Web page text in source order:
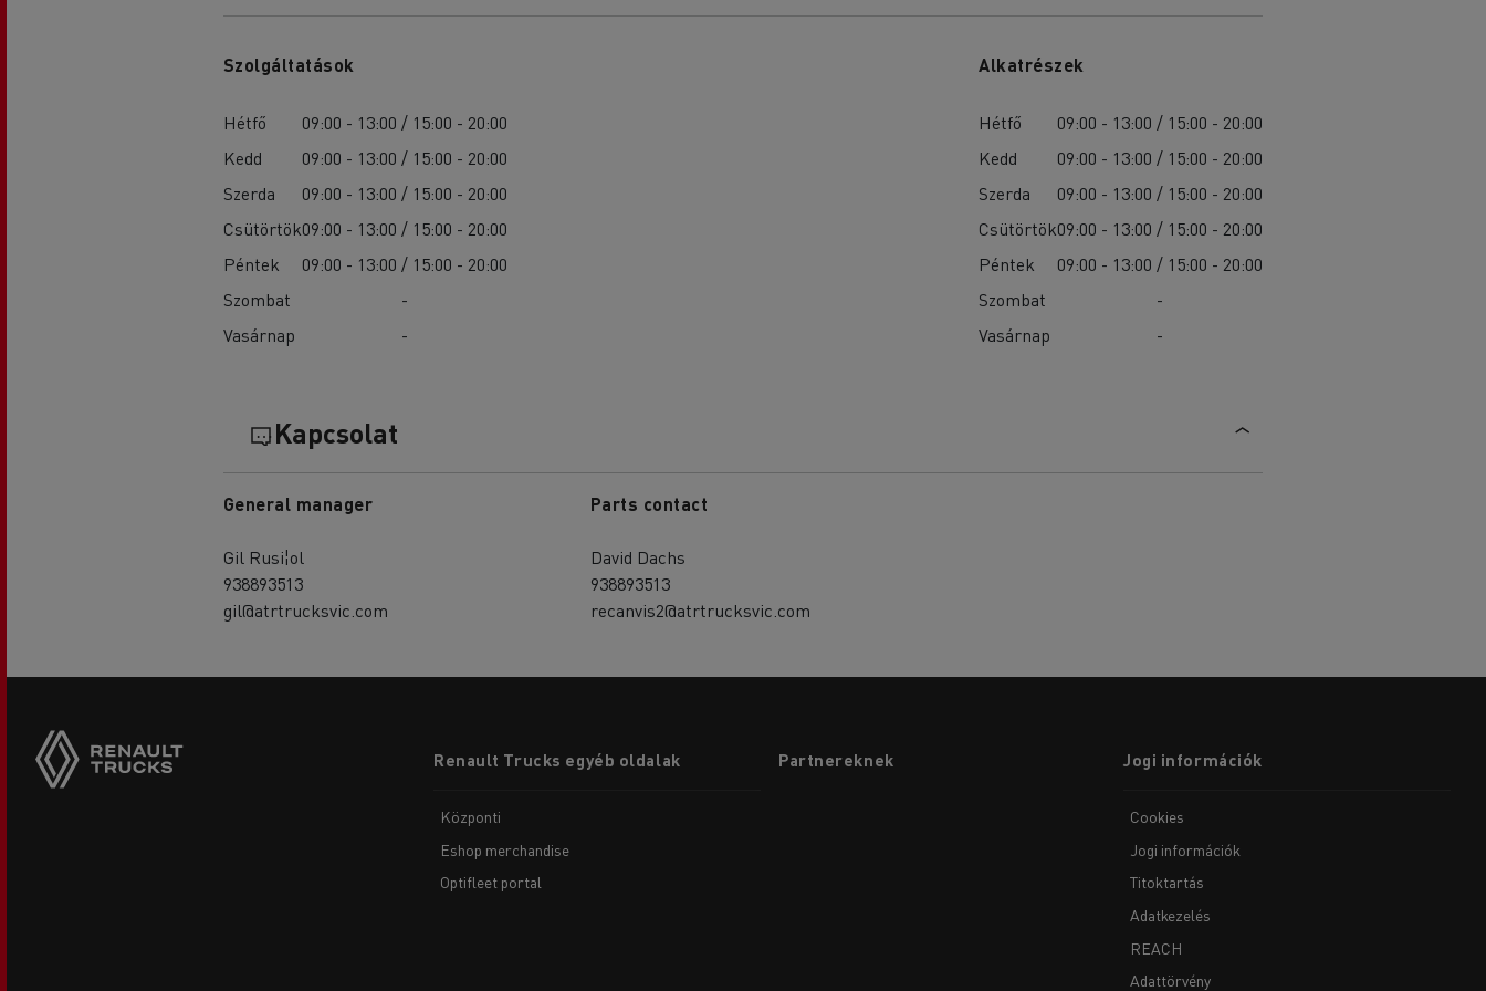
Szolgáltatások
Hétfő
09:00 - 13:00 / 15:00 - 20:00
Kedd
09:00 - 13:00 / 15:00 - 20:00
Szerda
09:00 - 13:00 / 15:00 - 20:00
Csütörtök09:00 - 13:00 / 15:00 - 20:00
Péntek
09:00 - 13:00 / 15:00 - 20:00
Szombat
-
Vasárnap
-
Alkatrészek
Hétfő
09:00 - 13:00 / 15:00 - 20:00
Kedd
09:00 - 13:00 / 15:00 - 20:00
Szerda
09:00 - 13:00 / 15:00 - 20:00
Csütörtök09:00 - 13:00 / 15:00 - 20:00
Péntek
09:00 - 13:00 / 15:00 - 20:00
Szombat
-
Vasárnap
-
Kapcsolat
General manager
Gil Rusi¦ol
938893513
gil@atrtrucksvic.com
Parts contact
David Dachs
938893513
recanvis2@atrtrucksvic.com
menuRenault Trucks egyéb oldalak
Központi
Eshop merchandise
Optifleet portal
Partnereknek Jogi információk
Cookies
Jogi információk
Titoktartás
Adatkezelés
REACH
Adattörvény